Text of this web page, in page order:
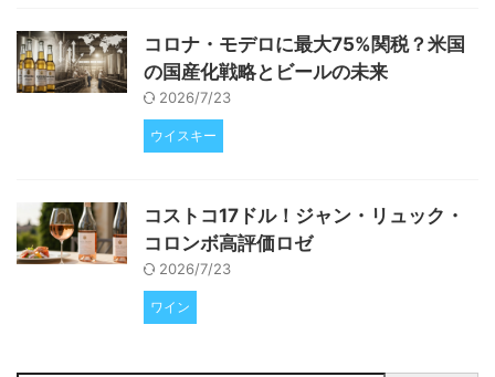
コロナ・モデロに最大75%関税？米国
の国産化戦略とビールの未来
2026/7/23
ウイスキー
コストコ17ドル！ジャン・リュック・
コロンボ高評価ロゼ
2026/7/23
ワイン